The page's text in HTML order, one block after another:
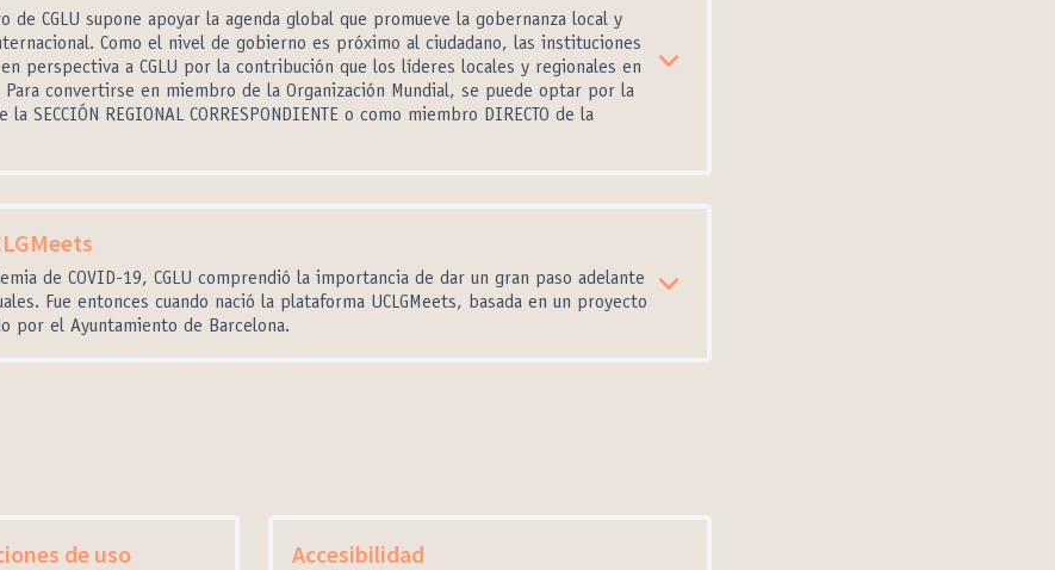
de CGLU supone apoyar la agenda global que promueve la gobernanza local y
Como el nivel de gobierno es próximo al ciudadano, las instituciones
perspectiva a CGLU por la contribución que los líderes locales y regionales en
convertirse en miembro de la Organización Mundial, se puede optar por la
SECCIÓN REGIONAL CORRESPONDIENTE o como miembro DIRECTO de la
de COVID-19, CGLU comprendió la importancia de dar un gran paso adelante
Fue entonces cuando nació la plataforma UCLGMeets, basada en un proyecto
por el Ayuntamiento de Barcelona.
de uso Accesibilidad